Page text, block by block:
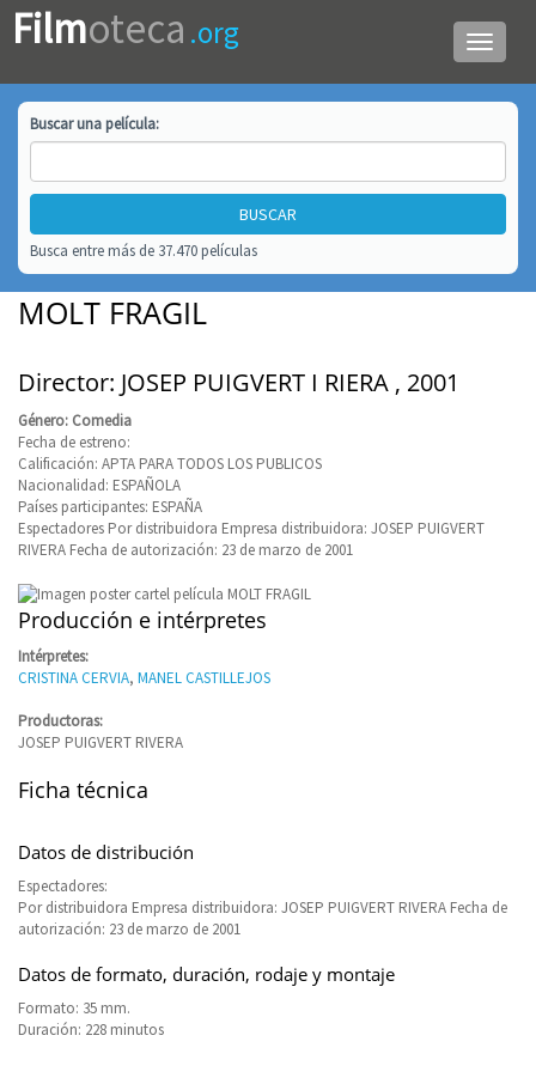
Menú
de
Filmoteca .org
Buscar unapelícula:
Busca entre más de 37.470 películas
MOLT FRAGIL
Director: JOSEP PUIGVERT I RIERA , 2001
Género: Comedia
Fecha de estreno:
Calificación: APTA PARA TODOS LOS PUBLICOS
Nacionalidad: ESPAÑOLA
Países participantes: ESPAÑA
Espectadores Por distribuidora Empresa distribuidora: JOSEP PUIGVERT
RIVERA Fecha de autorización: 23 de marzo de 2001
Producción e intérpretes
Intérpretes:
CRISTINA CERVIA, MANEL CASTILLEJOS
Productoras:
JOSEP PUIGVERT RIVERA
Ficha técnica
Datos de distribución
Espectadores:
Por distribuidora Empresa distribuidora: JOSEP PUIGVERT RIVERA Fecha de
autorización: 23 de marzo de 2001
Datos de formato, duración, rodaje y montaje
Formato: 35 mm.
Duración: 228 minutos